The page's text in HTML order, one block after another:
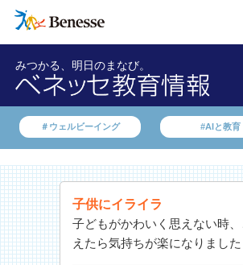
みつかる、明日のまなび。
＃ウェルビーイング #AIと教育
子供にイライラ
子どもがかわいく思えない時
えたら気持ちが楽になりました